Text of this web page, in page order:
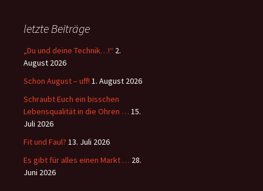
letzte Beiträge
„Du und deine Technik…!“ 2.
August 2026
Schon August – uff! 1. August 2026
Schraubt Euch ein bisschen
Lebensqualität in die Ohren … 15.
Juli 2026
Fit und Faul? 13. Juli 2026
Es gibt für alles einen Markt … 28.
Juni 2026